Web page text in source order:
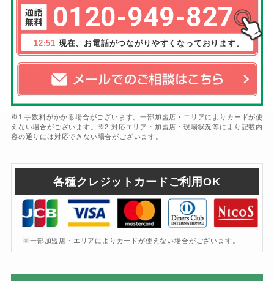
0120-949-827
12:51 現在、お電話がつながりやすくなっております。
※1 手数料がかかる場合がございます。一部加盟店・エリアによりカードが使
えない場合がございます。※2 対応エリア・加盟店・現場状況等により記載内
容の通りには対応できない場合がございます。
各種クレジットカードご利用OK
※一部加盟店・エリアによりカードが使えない場合がございます。